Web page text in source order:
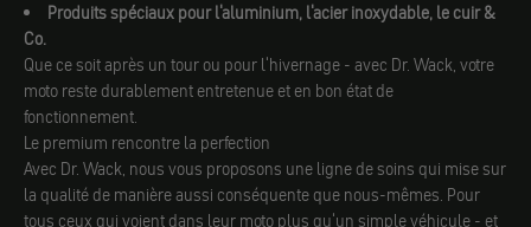
Produits spéciaux pour l'aluminium, l'acier inoxydable, le cuir &
Co.
Que ce soit après un tour ou pour l'hivernage - avec Dr. Wack, votre
moto reste durablement entretenue et en bon état de
fonctionnement.
Le premium rencontre la perfection
Avec Dr. Wack, nous vous proposons une ligne de soins qui mise sur
la qualité de manière aussi conséquente que nous-mêmes. Pour
tous ceux qui voient dans leur moto plus qu'un simple véhicule - et